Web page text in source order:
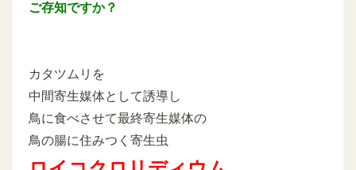
ご存知ですか？
カタツムリを
中間寄生媒体として誘導し
鳥に食べさせて最終寄生媒体の
鳥の腸に住みつく寄生虫